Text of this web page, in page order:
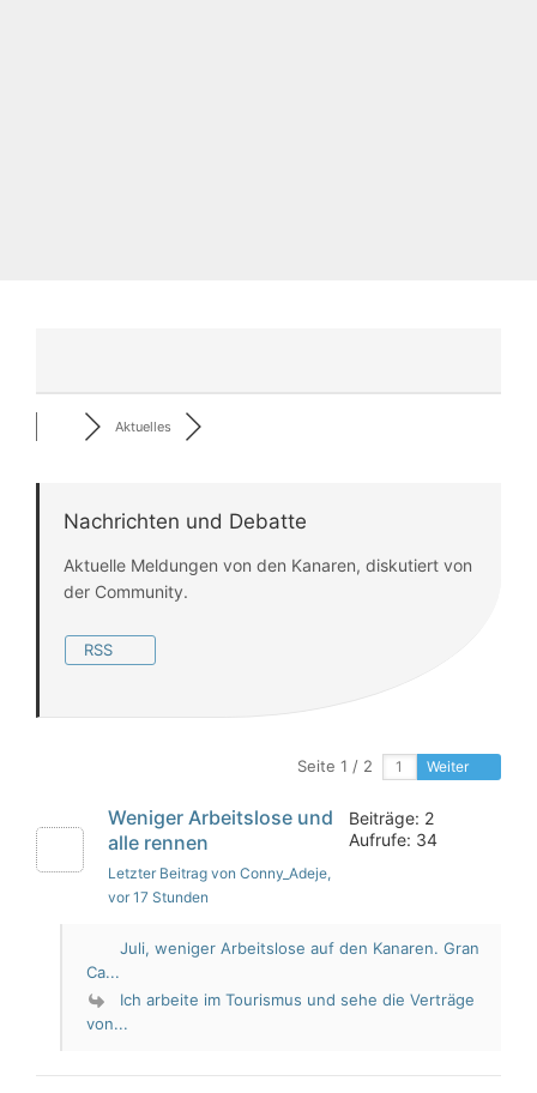
Aktuelles
Nachrichten und Debatte
Aktuelle Meldungen von den Kanaren, diskutiert von
der Community.
RSS
Seite 1 / 2 Weiter
Weniger Arbeitslose und
alle rennen
Letzter Beitrag von Conny_Adeje,
vor 17 Stunden
Beiträge: 2
Aufrufe: 34
Juli, weniger Arbeitslose auf den Kanaren. Gran
Ca...
Ich arbeite im Tourismus und sehe die Verträge
von...